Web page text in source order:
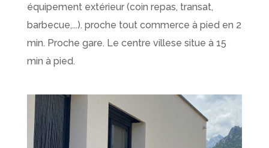
équipement extérieur (coin repas, transat,
barbecue,...). proche tout commerce à pied en 2
min. Proche gare. Le centre villese situe à 15
min à pied.